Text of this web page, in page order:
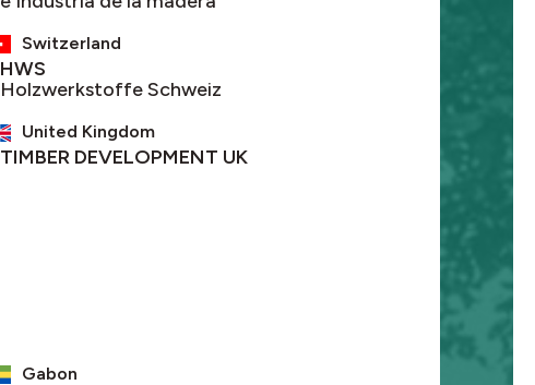
Switzerland
HWS
Holzwerkstoffe Schweiz
United Kingdom
TIMBER DEVELOPMENT UK
Gabon